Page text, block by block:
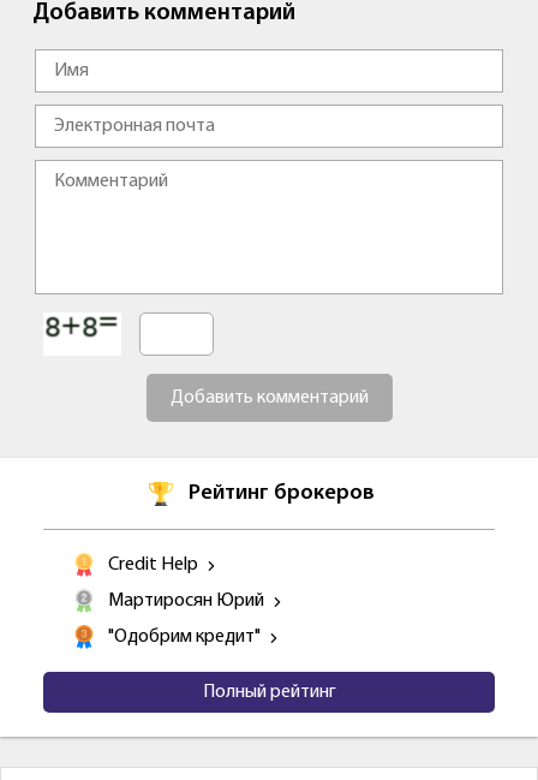
Добавить комментарий
Добавить комментарий
Рейтинг брокеров
Credit Help
Мартиросян Юрий
"Одобрим кредит"
Полный рейтинг